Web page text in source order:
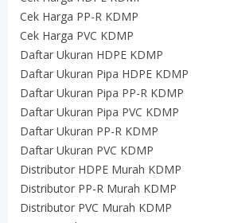
Cek Harga PP-R KDMP
Cek Harga PVC KDMP
Daftar Ukuran HDPE KDMP
Daftar Ukuran Pipa HDPE KDMP
Daftar Ukuran Pipa PP-R KDMP
Daftar Ukuran Pipa PVC KDMP
Daftar Ukuran PP-R KDMP
Daftar Ukuran PVC KDMP
Distributor HDPE Murah KDMP
Distributor PP-R Murah KDMP
Distributor PVC Murah KDMP